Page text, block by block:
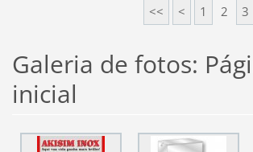
<< < 1 2 3
Galeria de fotos:
inicial